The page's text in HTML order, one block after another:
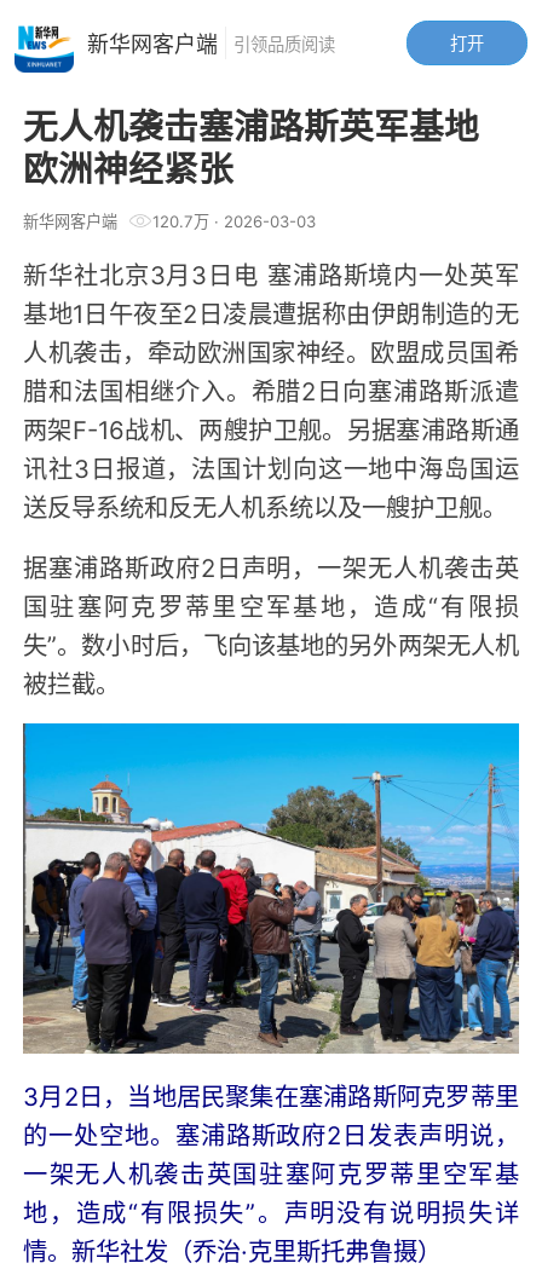
无人机袭击塞浦路斯英军基地
欧洲神经紧张
新华网客户端 120.7万· 2026-03-03
新华社北京3月3日电 塞浦路斯境内一处英军
基地1日午夜至2日凌晨遭据称由伊朗制造的无
人机袭击，牵动欧洲国家神经。欧盟成员国希
腊和法国相继介入。希腊2日向塞浦路斯派遣
两架F-16战机、两艘护卫舰。另据塞浦路斯通
讯社3日报道，法国计划向这一地中海岛国运
送反导系统和反无人机系统以及一艘护卫舰。
据塞浦路斯政府2日声明，一架无人机袭击英
国驻塞阿克罗蒂里空军基地，造成“有限损
失”。数小时后，飞向该基地的另外两架无人机
被拦截。
3月2日，当地居民聚集在塞浦路斯阿克罗蒂里
的一处空地。塞浦路斯政府2日发表声明说，
一架无人机袭击英国驻塞阿克罗蒂里空军基
地，造成“有限损失”。声明没有说明损失详
情。新华社发（乔治·克里斯托弗鲁摄）
打开
新华网客户端 引领品质阅读